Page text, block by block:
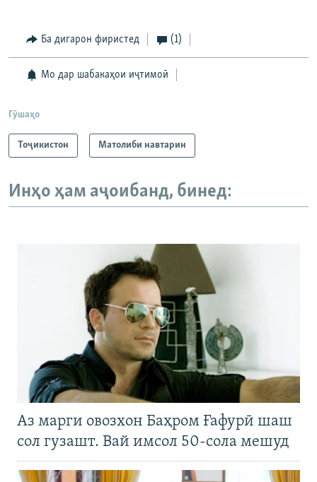
Ба дигарон фиристед (1)
Мо дар шабакаҳои иҷтимоӣ
Гӯшаҳо
Тоҷикистон Матолиби навтарин
Инҳо ҳам аҷоибанд, бинед:
Аз марги овозхон Баҳром Ғафурӣ шаш
сол гузашт. Вай имсол 50-сола мешуд